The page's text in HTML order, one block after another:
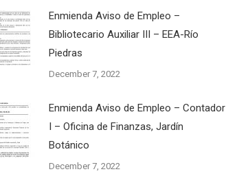
Enmienda Aviso de Empleo –
Bibliotecario Auxiliar III – EEA-Río
Piedras
December 7, 2022
Enmienda Aviso de Empleo – Contador
I – Oficina de Finanzas, Jardín
Botánico
December 7, 2022